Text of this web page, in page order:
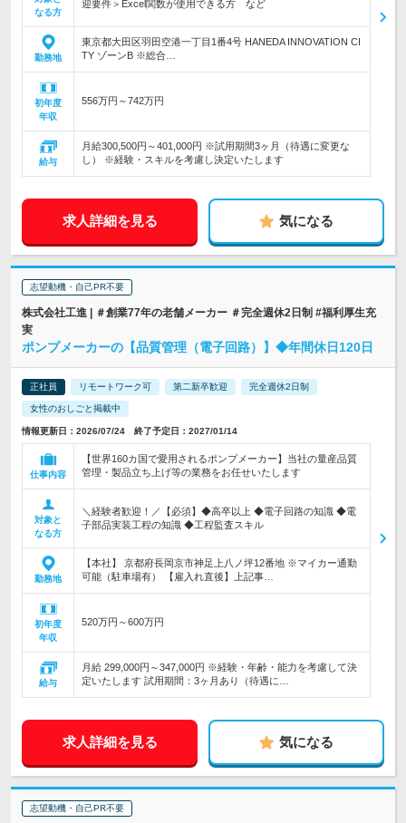
なる方
迎要件＞Excel関数が使用できる方 など
勤務地
東京都大田区羽田空港一丁目1番4号 HANEDA INNOVATION CI
TY ゾーンB ※総合…
初年度
年収
556万円～742万円
給与
月給300,500円～401,000円 ※試用期間3ヶ月（待遇に変更な
し） ※経験・スキルを考慮し決定いたします
求人詳細を見る 気になる
志望動機・自己PR不要
株式会社工進 | ＃創業77年の老舗メーカー ＃完全週休2日制 #福利厚生充
実
ポンプメーカーの【品質管理（電子回路）】◆年間休日120日
正社員 リモートワーク可 第二新卒歓迎 完全週休2日制
女性のおしごと掲載中
情報更新日：2026/07/24 終了予定日：2027/01/14
仕事内容
【世界160カ国で愛用されるポンプメーカー】当社の量産品質
管理・製品立ち上げ等の業務をお任せいたします
対象と
なる方
＼経験者歓迎！／【必須】◆高卒以上 ◆電子回路の知識 ◆電
子部品実装工程の知識 ◆工程監査スキル
勤務地
【本社】 京都府長岡京市神足上八ノ坪12番地 ※マイカー通勤
可能（駐車場有） 【雇入れ直後】上記事…
初年度
年収
520万円～600万円
給与
月給 299,000円～347,000円 ※経験・年齢・能力を考慮して決
定いたします 試用期間：3ヶ月あり（待遇に…
求人詳細を見る 気になる
志望動機・自己PR不要